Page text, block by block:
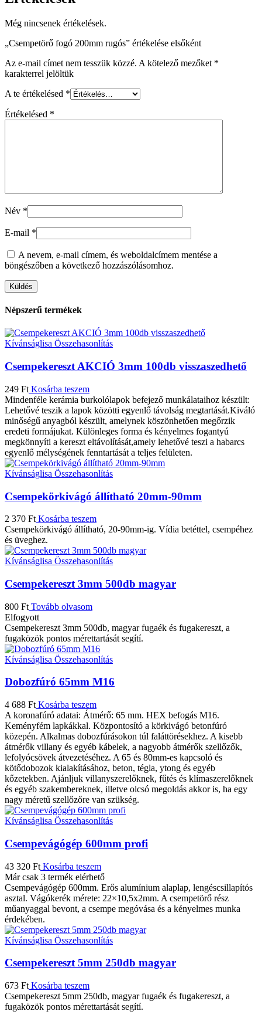
Még nincsenek értékelések.
„Csempetörő fogó 200mm rugós” értékelése elsőként
Az e-mail címet nem tesszük közzé. A kötelező mezőket *
karakterrel jelöltük
A te értékelésed *
Értékelésed *
Név *
E-mail *
A nevem, e-mail címem, és weboldalcímem mentése a
böngészőben a következő hozzászólásomhoz.
Népszerű termékek
Kívánságlisa Összehasonlítás
Csempekereszt AKCIÓ 3mm 100db visszaszedhető
249 Ft Kosárba teszem
Mindenféle kerámia burkolólapok befejező munkálataihoz készült:
Lehetővé teszik a lapok közötti egyenlő távolság megtartását.Kiváló
minőségű anyagból készült, amelynek köszönhetően megőrzik
eredeti formájukat. Különleges forma és kényelmes fogantyú
megkönnyíti a kereszt eltávolítását,amely lehetővé teszi a habarcs
egyenlő mélységének fenntartását a teljes felületen.
Kívánságlisa Összehasonlítás
Csempekörkivágó állítható 20mm-90mm
2 370 Ft Kosárba teszem
Csempekörkivágó állítható, 20-90mm-ig. Vídia betéttel, csempéhez
és üveghez.
Kívánságlisa Összehasonlítás
Csempekereszt 3mm 500db magyar
800 Ft Tovább olvasom
Elfogyott
Csempekereszt 3mm 500db, magyar fugaék és fugakereszt, a
fugaközök pontos mérettartását segítí.
Kívánságlisa Összehasonlítás
Dobozfúró 65mm M16
4 688 Ft Kosárba teszem
A koronafúró adatai: Átmérő: 65 mm. HEX befogás M16.
Keményfém lapkákkal. Központosító a körkivágó betonfúró
közepén. Alkalmas dobozfúrásokon túl faláttörésekhez. A kisebb
átmérők villany és egyéb kábelek, a nagyobb átmérők szellőzők,
lefolyócsövek átvezetéséhez. A 65 és 80mm-es kapcsoló és
kötődobozok kialakításához, beton, tégla, ytong és egyéb
kőzetekben. Ajánljuk villanyszerelőknek, fűtés és klímaszerelőknek
és egyéb szakembereknek, illetve olcsó megoldás akkor is, ha egy
nagy méretű szellőzőre van szükség.
Kívánságlisa Összehasonlítás
Csempevágógép 600mm profi
43 320 Ft Kosárba teszem
Már csak 3 termék elérhető
Csempevágógép 600mm. Erős alumínium alaplap, lengéscsillapítós
asztal. Vágókerék mérete: 22×10,5x2mm. A csempetörő rész
műanyaggal bevont, a csempe megóvása és a kényelmes munka
érdekében.
Kívánságlisa Összehasonlítás
Csempekereszt 5mm 250db magyar
673 Ft Kosárba teszem
Csempekereszt 5mm 250db, magyar fugaék és fugakereszt, a
fugaközök pontos mérettartását segítí.